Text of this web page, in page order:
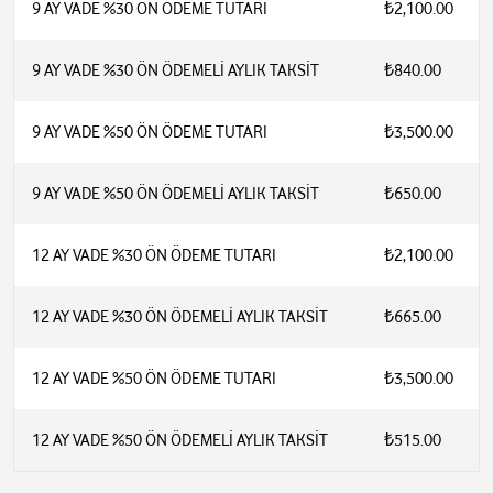
9 AY VADE %30 ÖN ÖDEME TUTARI ₺2,100.00
9 AY VADE %30 ÖN ÖDEMELİ AYLIK TAKSİT ₺840.00
9 AY VADE %50 ÖN ÖDEME TUTARI ₺3,500.00
9 AY VADE %50 ÖN ÖDEMELİ AYLIK TAKSİT ₺650.00
12 AY VADE %30 ÖN ÖDEME TUTARI ₺2,100.00
12 AY VADE %30 ÖN ÖDEMELİ AYLIK TAKSİT ₺665.00
12 AY VADE %50 ÖN ÖDEME TUTARI ₺3,500.00
12 AY VADE %50 ÖN ÖDEMELİ AYLIK TAKSİT ₺515.00